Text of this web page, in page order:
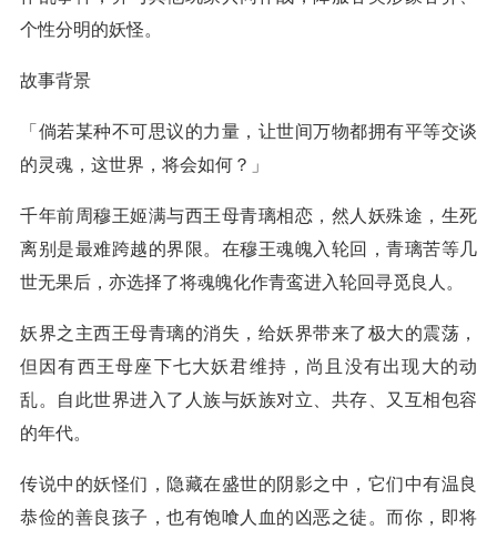
个性分明的妖怪。
故事背景
「倘若某种不可思议的力量，让世间万物都拥有平等交谈
的灵魂，这世界，将会如何？」
千年前周穆王姬满与西王母青璃相恋，然人妖殊途，生死
离别是最难跨越的界限。在穆王魂魄入轮回，青璃苦等几
世无果后，亦选择了将魂魄化作青鸾进入轮回寻觅良人。
妖界之主西王母青璃的消失，给妖界带来了极大的震荡，
但因有西王母座下七大妖君维持，尚且没有出现大的动
乱。自此世界进入了人族与妖族对立、共存、又互相包容
的年代。
传说中的妖怪们，隐藏在盛世的阴影之中，它们中有温良
恭俭的善良孩子，也有饱喰人血的凶恶之徒。而你，即将